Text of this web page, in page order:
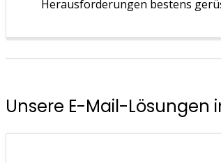
Herausforderungen bestens
Unsere E-Mail-Lösungen